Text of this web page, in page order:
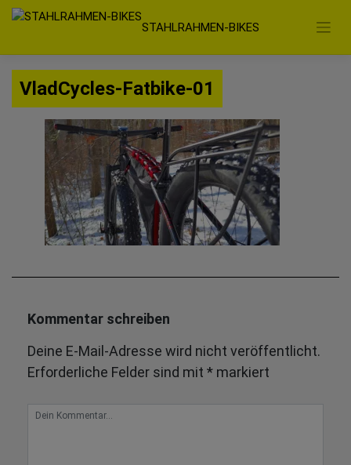
Zum
springen
STAHLRAHMEN-BIKES
VladCycles-Fatbike-01
Kommentar schreiben
Deine E-Mail-Adresse wird nicht veröffentlicht.
Erforderliche Felder sind mit * markiert